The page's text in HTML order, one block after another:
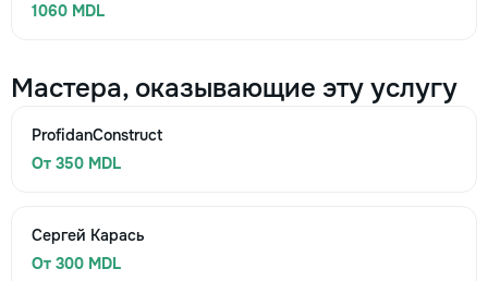
1060 MDL
Мастера, оказывающие эту услугу
ProfidanConstruct
От 350 MDL
Сергей Карась
От 300 MDL